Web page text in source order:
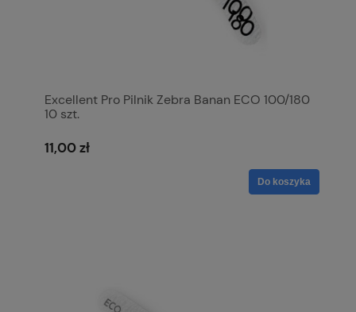
Excellent Pro Pilnik Zebra Banan ECO 100/180
10 szt.
11,00 zł
Do koszyka